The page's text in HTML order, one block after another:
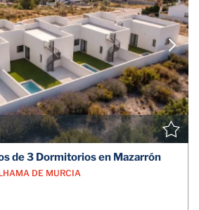
de 3 Dormitorios en Mazarrón
DE MURCIA